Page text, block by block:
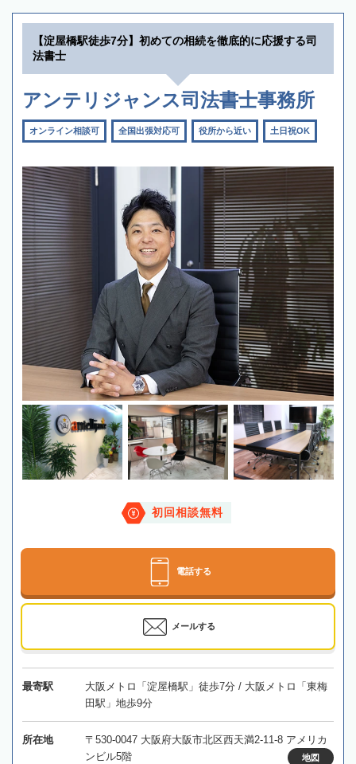
【淀屋橋駅徒歩7分】初めての相続を徹底的に応援する司
法書士
アンテリジャンス司法書士事務所
オンライン相談可 全国出張対応可 役所から近い 土日祝OK
初回相談無料
電話する
メールする
最寄駅
大阪メトロ「淀屋橋駅」徒歩7分 / 大阪メトロ「東梅
田駅」地歩9分
所在地
〒530-0047 大阪府大阪市北区西天満2-11-8 アメリカ
ンビル5階
地図